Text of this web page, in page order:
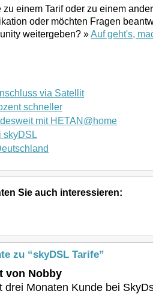
einem Tarif oder zu einem
oder möchten Fragen
weitergeben? »Auf geht's,
via Satellit
schneller
mit HETAN@home
skyDSL
Sie auch interessieren:
zu “skyDSL Tarife”
von Nobby
drei Monaten Kunde bei